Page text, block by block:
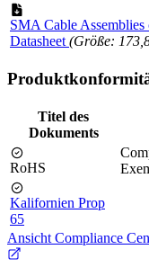
SMA Cable
Datasheet (Größe:
Titel des
Dokuments
RoHS
Kalifornien Prop
65
Ansicht Compliance